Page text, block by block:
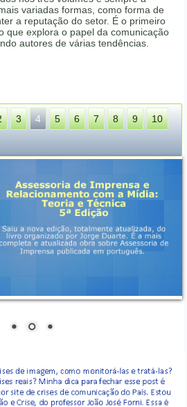
variadas formas, como forma de
a reputação do setor. É o primeiro
que explora o papel da comunicação
autores de várias tendências.
3 4 5 6 7 8 9
10